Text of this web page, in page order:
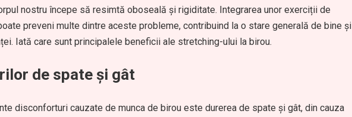
nostru începe să resimtă oboseală și rigiditate. Integrarea unor exerciții de
preveni multe dintre aceste probleme, contribuind la o stare generală de bine și
Iată care sunt principalele beneficii ale stretching-ului la birou.
de spate și gât
disconforturi cauzate de munca de birou este durerea de spate și gât, din cauza